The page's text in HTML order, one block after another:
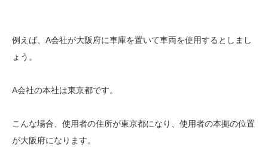
例えば、A会社が大阪府に車庫を置いて車両を使用するとしまし
ょう。
A会社の本社は東京都です。
こんな場合、使用者の住所が東京都になり、使用者の本拠の位置
が大阪府になります。